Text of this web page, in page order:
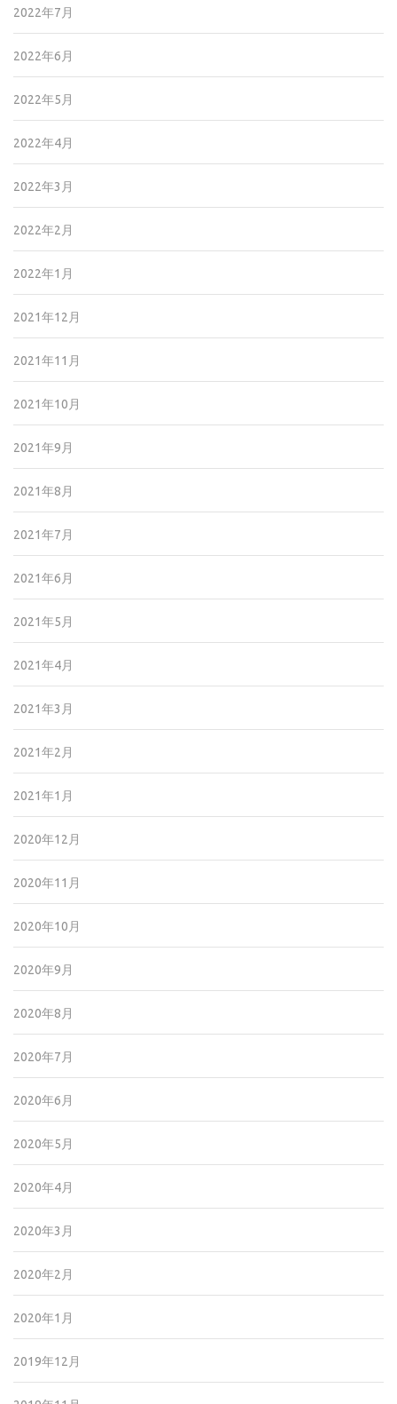
2022年7月
2022年6月
2022年5月
2022年4月
2022年3月
2022年2月
2022年1月
2021年12月
2021年11月
2021年10月
2021年9月
2021年8月
2021年7月
2021年6月
2021年5月
2021年4月
2021年3月
2021年2月
2021年1月
2020年12月
2020年11月
2020年10月
2020年9月
2020年8月
2020年7月
2020年6月
2020年5月
2020年4月
2020年3月
2020年2月
2020年1月
2019年12月